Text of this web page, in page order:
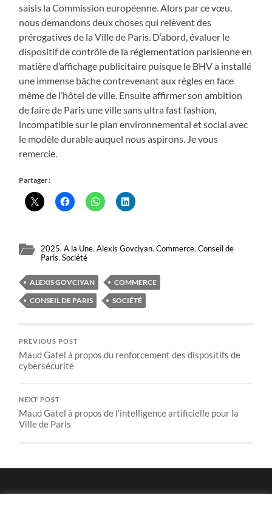
saisis la Commission européenne. Alors par ce vœu,
nous demandons deux choses qui relèvent des
prérogatives de la Ville de Paris. D’abord, évaluer le
dispositif de contrôle de la réglementation parisienne en
matière d’affichage publicitaire puisque le BHV a installé
une immense bâche contrevenant aux règles en face
même de l’hôtel de ville. Ensuite affirmer son ambition
de faire de Paris une ville sans ultra fast fashion,
incompatible sur le plan environnemental et social avec
le modèle durable auquel nous aspirons. Je vous
remercie.
Partager :
2025,A la Une,Alexis Govciyan,Commerce,Conseil de
Paris,Société
ALEXIS GOVCIYAN
COMMERCE
CONSEIL DE PARIS
SOCIÉTÉ
PREVIOUS POST
Maud Gatel à propos du renforcement des dispositifs de
cybersécurité
NEXT POST
Maud Gatel à propos de l’intelligence artificielle pour la
Ville de Paris